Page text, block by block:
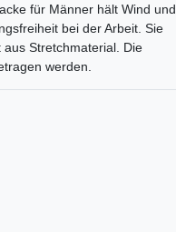
für Männer hält Wind und
bei der Arbeit. Sie
Stretchmaterial. Die
werden.